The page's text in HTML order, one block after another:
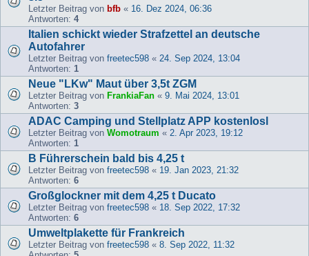
Letzter Beitrag von bfb « 16. Dez 2024, 06:36
Antworten: 4
Italien schickt wieder Strafzettel an deutsche
Autofahrer
Letzter Beitrag von freetec598 « 24. Sep 2024, 13:04
Antworten: 1
Neue "LKw" Maut über 3,5t ZGM
Letzter Beitrag von FrankiaFan « 9. Mai 2024, 13:01
Antworten: 3
ADAC Camping und Stellplatz APP kostenlosl
Letzter Beitrag von Womotraum « 2. Apr 2023, 19:12
Antworten: 1
B Führerschein bald bis 4,25 t
Letzter Beitrag von freetec598 « 19. Jan 2023, 21:32
Antworten: 6
Großglockner mit dem 4,25 t Ducato
Letzter Beitrag von freetec598 « 18. Sep 2022, 17:32
Antworten: 6
Umweltplakette für Frankreich
Letzter Beitrag von freetec598 « 8. Sep 2022, 11:32